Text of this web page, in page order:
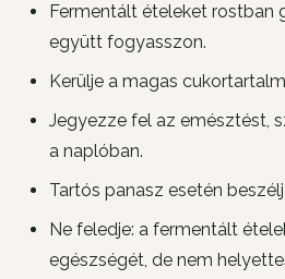
Fermentált ételeket rostban
együtt fogyasszon.
Kerülje a magas
Jegyezze fel az emésztést,
a naplóban.
Tartós panasz esetén
Ne feledje: a fermentált
egészségét, de nem